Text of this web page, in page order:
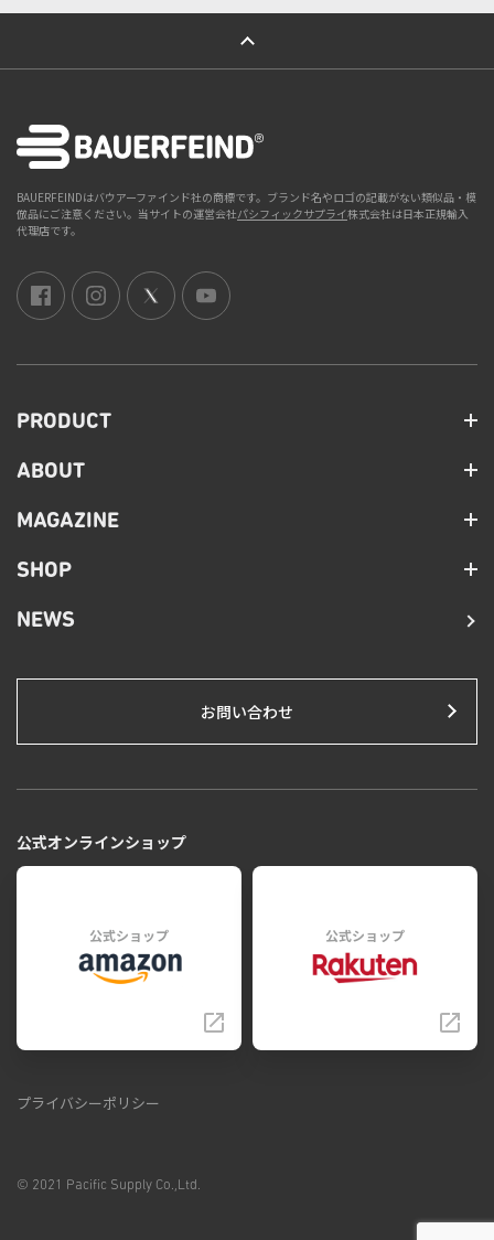
ページトップへ
BAUERFEINDはバウアーファインド社の商標です。ブランド名やロゴの記載がない類似品・模
倣品にご注意ください。当サイトの運営会社パシフィックサプライ株式会社は日本正規輸入
代理店です。
PRODUCT
ABOUT
MAGAZINE
SHOP
NEWS
お問い合わせ
公式オンラインショップ
公式ショップ 公式ショップ
プライバシーポリシー
© 2021 Pacific Supply Co.,Ltd.